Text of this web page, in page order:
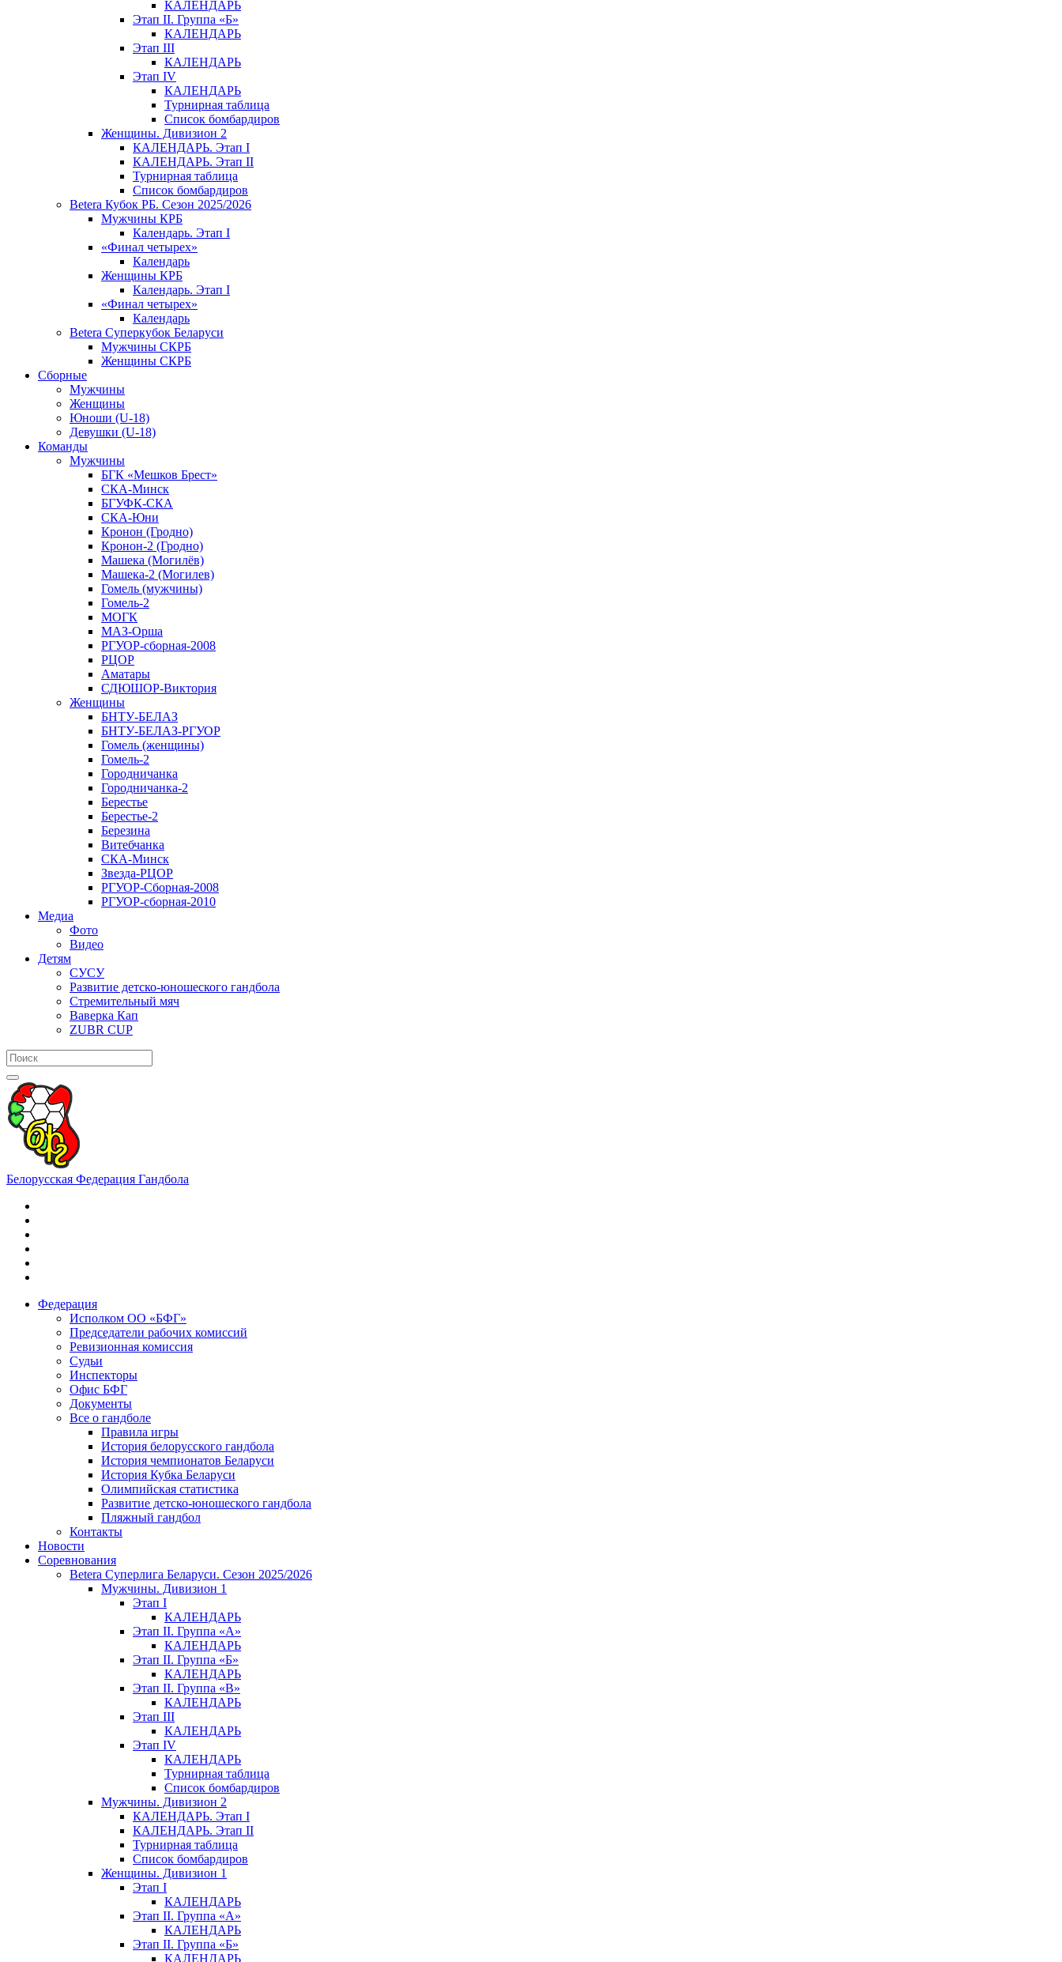
КАЛЕНДАРЬ
Этап II. Группа «Б»
КАЛЕНДАРЬ
Этап III
КАЛЕНДАРЬ
Этап IV
КАЛЕНДАРЬ
Турнирная таблица
Список бомбардиров
Женщины. Дивизион 2
КАЛЕНДАРЬ. Этап I
КАЛЕНДАРЬ. Этап II
Турнирная таблица
Список бомбардиров
Betera Кубок РБ. Сезон 2025/2026
Мужчины КРБ
Календарь. Этап I
«Финал четырех»
Календарь
Женщины КРБ
Календарь. Этап I
«Финал четырех»
Календарь
Betera Суперкубок Беларуси
Мужчины СКРБ
Женщины СКРБ
Сборные
Мужчины
Женщины
Юноши (U-18)
Девушки (U-18)
Команды
Мужчины
БГК «Мешков Брест»
СКА-Минск
БГУФК-СКА
СКА-Юни
Кронон (Гродно)
Кронон-2 (Гродно)
Машека (Могилёв)
Машека-2 (Могилев)
Гомель (мужчины)
Гомель-2
МОГК
МАЗ-Орша
РГУОР-сборная-2008
РЦОР
Аматары
СДЮШОР-Виктория
Женщины
БНТУ-БЕЛАЗ
БНТУ-БЕЛАЗ-РГУОР
Гомель (женщины)
Гомель-2
Городничанка
Городничанка-2
Берестье
Берестье-2
Березина
Витебчанка
СКА-Минск
Звезда-РЦОР
РГУОР-Сборная-2008
РГУОР-сборная-2010
Медиа
Фото
Видео
Детям
СУСУ
Развитие детско-юношеского гандбола
Стремительный мяч
Ваверка Кап
ZUBR CUP
Белорусская Федерация Гандбола
Федерация
Исполком ОО «БФГ»
Председатели рабочих комиссий
Ревизионная комиссия
Судьи
Инспекторы
Офис БФГ
Документы
Все о гандболе
Правила игры
История белорусского гандбола
История чемпионатов Беларуси
История Кубка Беларуси
Олимпийская статистика
Развитие детско-юношеского гандбола
Пляжный гандбол
Контакты
Новости
Соревнования
Betera Суперлига Беларуси. Сезон 2025/2026
Мужчины. Дивизион 1
Этап I
КАЛЕНДАРЬ
Этап II. Группа «А»
КАЛЕНДАРЬ
Этап II. Группа «Б»
КАЛЕНДАРЬ
Этап II. Группа «В»
КАЛЕНДАРЬ
Этап III
КАЛЕНДАРЬ
Этап IV
КАЛЕНДАРЬ
Турнирная таблица
Список бомбардиров
Мужчины. Дивизион 2
КАЛЕНДАРЬ. Этап I
КАЛЕНДАРЬ. Этап II
Турнирная таблица
Список бомбардиров
Женщины. Дивизион 1
Этап I
КАЛЕНДАРЬ
Этап II. Группа «А»
КАЛЕНДАРЬ
Этап II. Группа «Б»
КАЛЕНДАРЬ